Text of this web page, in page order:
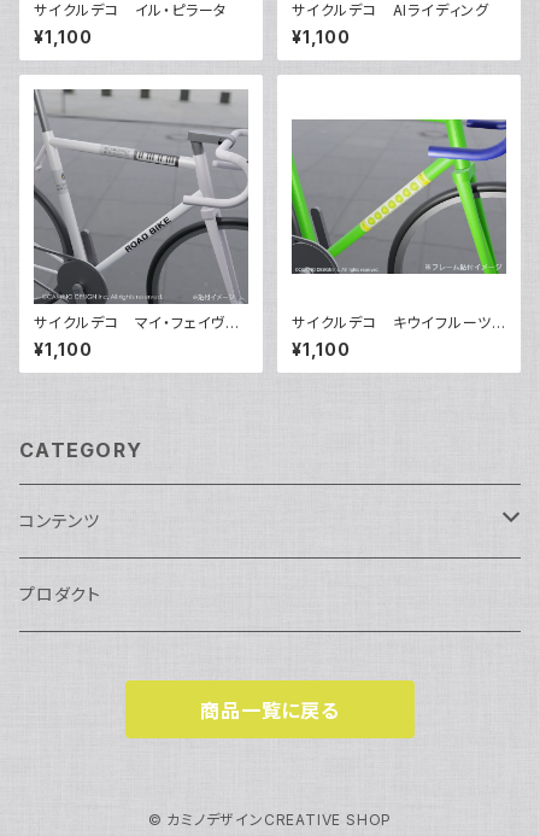
サイクルデコ イル・ピラータ
¥1,100
サイクルデコ AIライディング
¥1,100
サイクルデコ マイ・フェイヴァ
リット
¥1,100
サイクルデコ キウイフルーツサ
ンドイッチ
¥1,100
CATEGORY
コンテンツ
サイクルデコ
プロダクト
商品一覧に戻る
© カミノデザインCREATIVE SHOP